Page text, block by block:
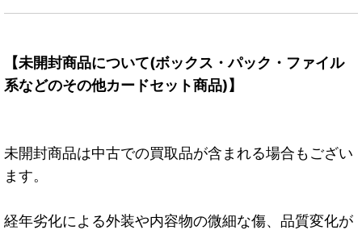
【未開封商品について(ボックス・パック・ファイル
系などのその他カードセット商品)】
未開封商品は中古での買取品が含まれる場合もござい
ます。
経年劣化による外装や内容物の微細な傷、品質変化が